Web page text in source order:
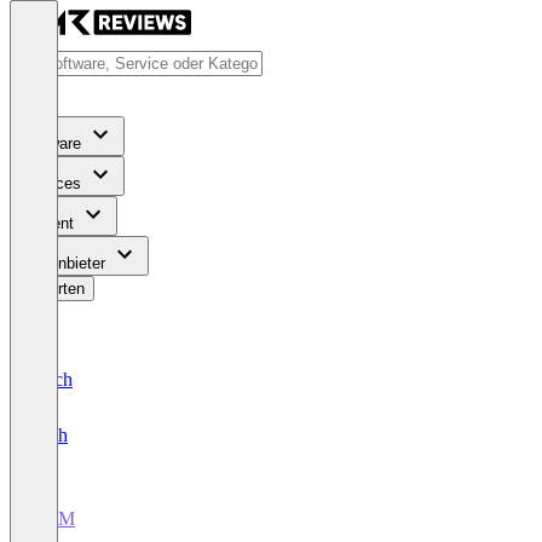
Software
Services
Content
Für Anbieter
Bewerten
Deutsch
English
CRM